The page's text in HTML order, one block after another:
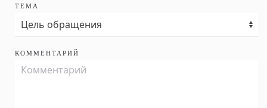
ТЕМА
КОММЕНТАРИЙ